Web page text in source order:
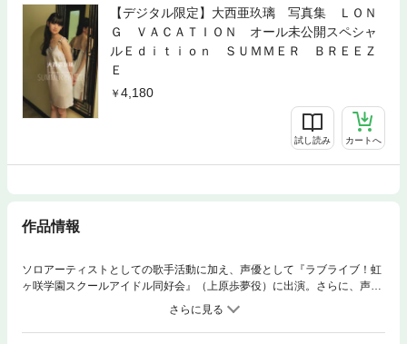
【デジタル限定】大西亜玖璃 写真集 ＬＯＮ
Ｇ ＶＡＣＡＴＩＯＮ オール未公開スペシャ
ルＥｄｉｔｉｏｎ ＳＵＭＭＥＲ ＢＲＥＥＺ
Ｅ
4,180
試し読み カートへ
作品情報
ソロアーティストとしての歌手活動に加え、声優として『ラブライブ！虹
ヶ咲学園スクールアイドル同好会』（上原歩夢役）に出演。さらに、声優
ユニット『AiScReam』のメンバーとして発表した「愛スクリーム！」も
大ヒットを記録！現在進行形で人気急上昇中の声優・大西亜玖璃（おおに
しあぐり）。そんな彼女の写真集『LONG VACATION』より、未公開の新